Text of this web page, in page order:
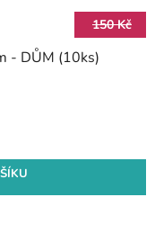
150 Kč
- DŮM (10ks)